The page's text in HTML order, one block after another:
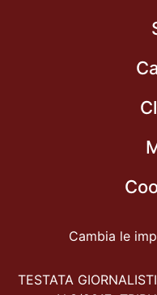
Cambia le
TESTATA